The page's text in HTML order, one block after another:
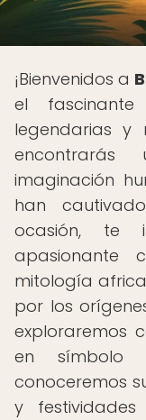
¡Bienvenidos a
el
legendarias y
imaginación
han
ocasión, te
mitología
por los
exploraremos
en símbolo
conoceremos
y festividades